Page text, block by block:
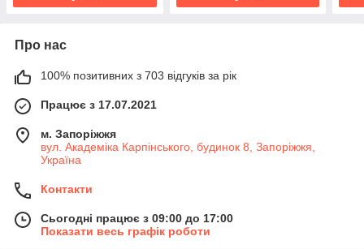
Про нас
100% позитивних з 703 відгуків за рік
Працює з 17.07.2021
м. Запоріжжя
вул. Академіка Карпінського, будинок 8, Запоріжжя,
Україна
Контакти
Сьогодні працює з 09:00 до 17:00
Показати весь графік роботи